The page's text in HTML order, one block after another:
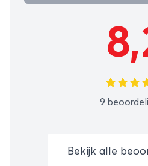
9
Bekijk alle